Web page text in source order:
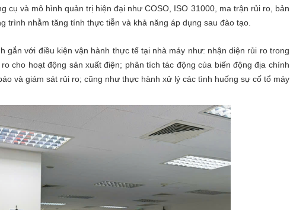
cụ và mô hình quản trị hiện đại như COSO, ISO 31000, ma trận rủi ro, bản
nhằm tăng tính thực tiễn và khả năng áp dụng sau đào tạo.
gắn với điều kiện vận hành thực tế tại nhà máy như: nhận diện rủi ro trong
cho hoạt động sản xuất điện; phân tích tác động của biến động địa chính
và giám sát rủi ro; cũng như thực hành xử lý các tình huống sự cố tổ máy